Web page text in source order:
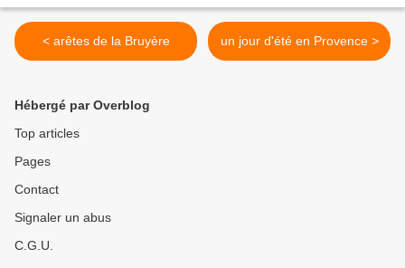
< arêtes de la Bruyère un jour d'été en Provence >
Hébergé par Overblog
Top articles
Pages
Contact
Signaler un abus
C.G.U.